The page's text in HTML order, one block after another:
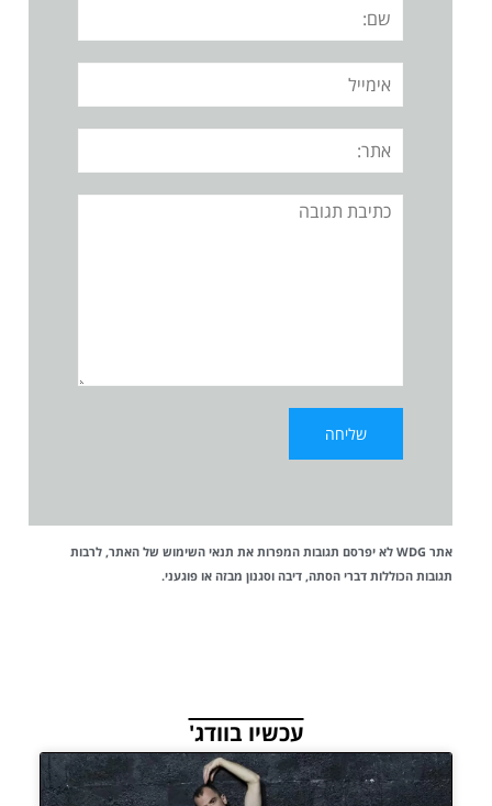
אימייל
אתר:
תגובה
אתר WDG לא יפרסם תגובות המפרות את תנאי השימוש של האתר, לרבות
תגובות הכוללות דברי הסתה, דיבה וסגנון מבזה או פוגעני.
עכשיו בוודג'